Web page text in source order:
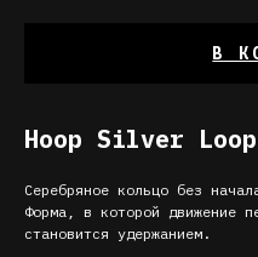
В
Hoop Silver Loop
Серебряное кольцо без
Форма, в которой движение
становится удержанием.